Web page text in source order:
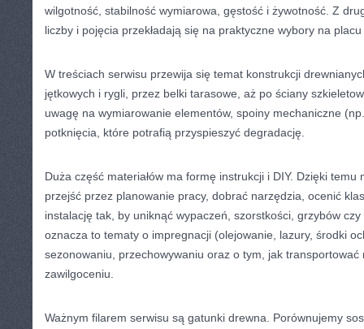
wilgotność, stabilność wymiarowa, gęstość i żywotność. Z
liczby i pojęcia przekładają się na praktyczne wybory na
W treściach serwisu przewija się temat konstrukcji
jętkowych i rygli, przez belki tarasowe, aż po ściany
uwagę na wymiarowanie elementów, spoiny mechaniczne
potknięcia, które potrafią przyspieszyć degradację.
Duża część materiałów ma formę instrukcji i DIY. Dzięki temu
przejść przez planowanie pracy, dobrać narzędzia, ocenić
instalację tak, by uniknąć wypaczeń, szorstkości, grzybów
oznacza to tematy o impregnacji (olejowanie, lazury, środki
sezonowaniu, przechowywaniu oraz o tym, jak transportować
zawilgoceniu.
Ważnym filarem serwisu są gatunki drewna. Porównujemy